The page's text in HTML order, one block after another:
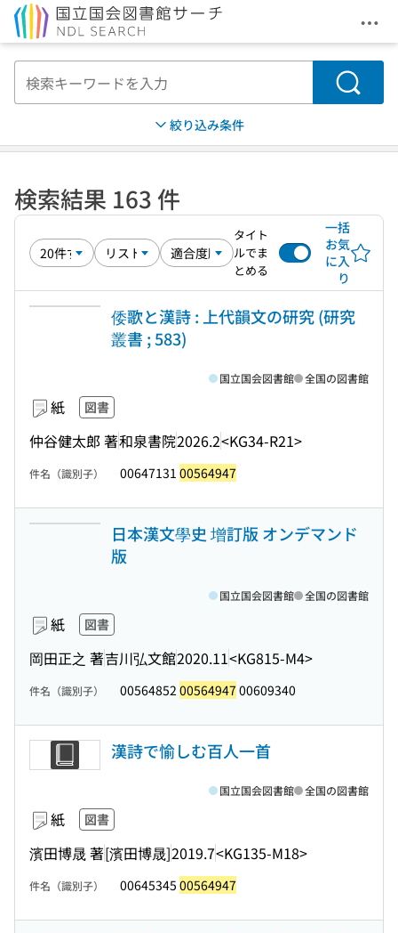
メ
検索
絞り込み条件
検索結果 163 件
タイト
ルでま
とめる
一括
お気
に入
り
倭歌と漢詩 : 上代韻文の研究 (研究
叢書 ; 583)
紙 図書
仲谷健太郎 著和泉書院2026.2<KG34-R21>
国立国会図書館 全国の図書館
件名（識別子） 00647131 00564947
日本漢文學史 增訂版 オンデマンド
版
紙 図書
岡田正之 著吉川弘文館2020.11<KG815-M4>
国立国会図書館 全国の図書館
件名（識別子） 00564852 00564947 00609340
漢詩で愉しむ百人一首
紙 図書
濱田博晟 著[濱田博晟]2019.7<KG135-M18>
国立国会図書館 全国の図書館
件名（識別子） 00645345 00564947